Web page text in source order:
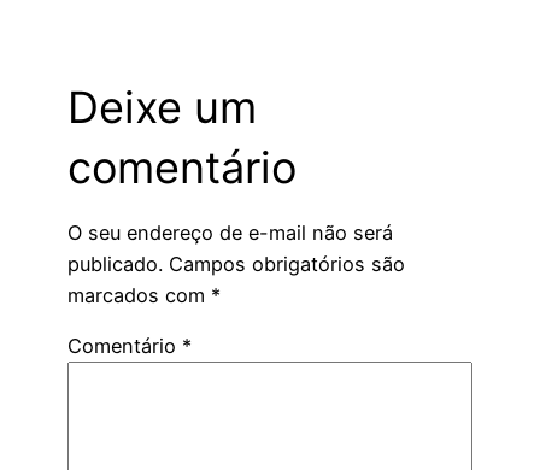
Deixe um
comentário
O seu endereço de e-mail não será
publicado. Campos obrigatórios são
marcados com *
Comentário *